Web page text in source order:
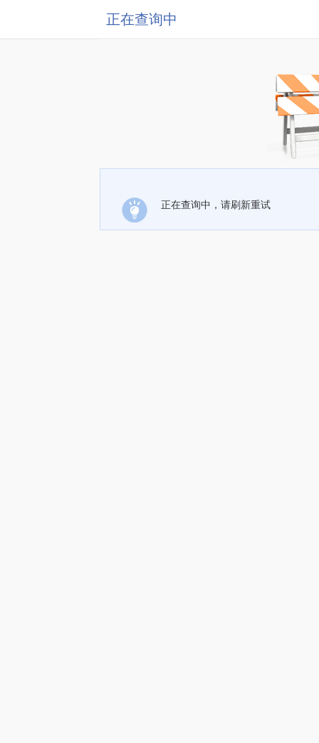
正在查询中
正在查询中，请刷新重试